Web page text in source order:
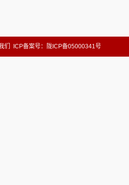
们 ICP备案号：陇ICP备05000341号